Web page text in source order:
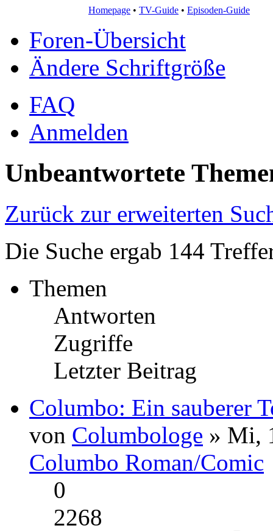
Homepage • TV-Guide • Episoden-Guide
Foren-Übersicht
Ändere Schriftgröße
FAQ
Anmelden
Unbeantwortete
Zurück zur erweiterten
Die Suche ergab 144
Themen
Antworten
Zugriffe
Letzter Beitrag
Columbo: Ein sauberer
von Columbologe » Mi,
Columbo Roman/Comic
0
2268